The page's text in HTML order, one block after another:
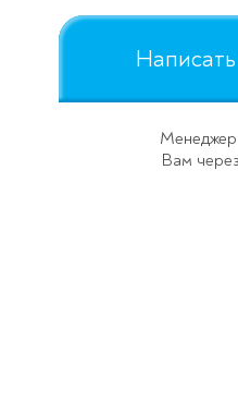
Вам